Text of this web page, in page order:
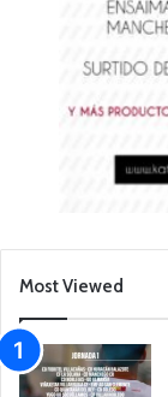
Most Viewed